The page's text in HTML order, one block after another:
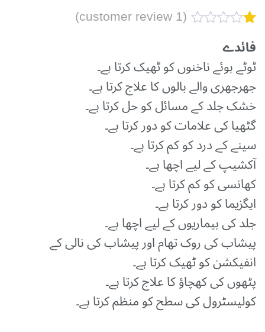
1.00
out
of
5
based
on
customer
rating
(
1
customer review)
فائدے
ٹوٹے ہوئے ناخنوں کو ٹھیک کرتا ہے۔
جھرجھری والے بالوں کا علاج کرتا ہے۔
خشک جلد کے مسائل کو حل کرتا ہے۔
گٹھیا کی علامات کو دور کرتا ہے۔
سینے کے درد کو کم کرتا ہے۔
آکشیپ کے لیے اچھا ہے۔
کھانسی کو کم کرتا ہے۔
ایگزیما کو دور کرتا ہے۔
جلد کی بیماریوں کے لیے اچھا ہے۔
پیشاب کی روک تھام اور پیشاب کی نالی کے
انفیکشن کو ٹھیک کرتا ہے۔
پٹھوں کی کھچاؤ کا علاج کرتا ہے۔
کولیسٹرول کی سطح کو منظم کرتا ہے۔